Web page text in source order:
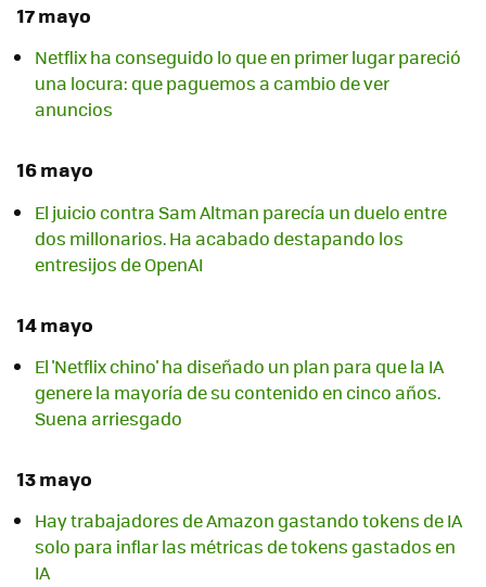
17 mayo
Netflix ha conseguido lo que en primer lugar pareció
una locura: que paguemos a cambio de ver
anuncios
16 mayo
El juicio contra Sam Altman parecía un duelo entre
dos millonarios. Ha acabado destapando los
entresijos de OpenAI
14 mayo
El 'Netflix chino' ha diseñado un plan para que la IA
genere la mayoría de su contenido en cinco años.
Suena arriesgado
13 mayo
Hay trabajadores de Amazon gastando tokens de IA
solo para inflar las métricas de tokens gastados en
IA